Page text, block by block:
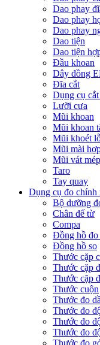
Dao phay
Dao phay
Dao phay
Dao tiện
Dao tiện
Đầu khoan
Dây đồng
Đĩa cắt
Dụng cụ
Lưỡi cưa
Mũi khoan
Mũi khoan
Mũi khoét
Mũi mài
Mũi vát mép
Taro
Tay quay
Dụng cụ đo chính
Bộ dưỡng
Chân đế từ
Compa
Đồng hồ đo
Đồng hồ so
Thước cặp
Thước cặp
Thước cặp
Thước cuộn
Thước đo
Thước đo
Thước đo
Thước đo
Thước đo